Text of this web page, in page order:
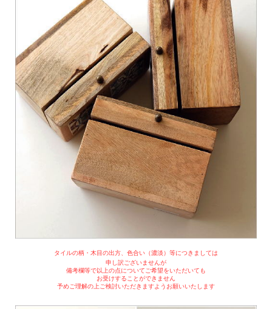
タイルの柄・木目の出方、色合い（濃淡）等につきましては
申し訳ございませんが
備考欄等で以上の点についてご希望をいただいても
お受けすることができません
予めご理解の上ご検討いただきますようお願いいたします